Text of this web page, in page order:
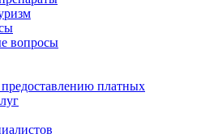
вопросы
платных